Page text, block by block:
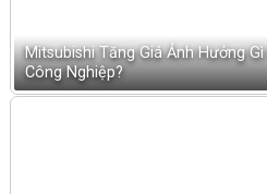
Mitsubishi Tăng Giá Ảnh Hưởng
Công Nghiệp?